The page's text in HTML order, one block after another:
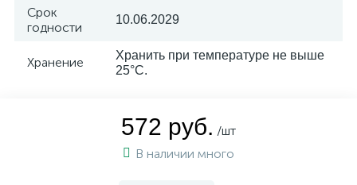
Срок
годности
10.06.2029
Хранение
Хранить при температуре не выше
25°С.
572 руб. /шт
В наличии много